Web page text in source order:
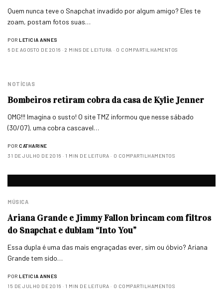
Quem nunca teve o Snapchat invadido por algum amigo? Eles te
zoam, postam fotos suas…
POR LETICIA ANNES
6 DE AGOSTO DE 2016
2 MINS DE LEITURA 0 COMPARTILHAMENTOS
NOTÍCIAS
Bombeiros retiram cobra da casa de Kylie Jenner
OMG!!! Imagina o susto! O site TMZ informou que nesse sábado
(30/07), uma cobra cascavel…
POR CATHARINE
31 DE JULHO DE 2016
1 MIN DE LEITURA 0 COMPARTILHAMENTOS
MÚSICA
Ariana Grande e Jimmy Fallon brincam com filtros
do Snapchat e dublam “Into You”
Essa dupla é uma das mais engraçadas ever, sim ou óbvio? Ariana
Grande tem sido…
POR LETICIA ANNES
15 DE JULHO DE 2016
1 MIN DE LEITURA 0 COMPARTILHAMENTOS